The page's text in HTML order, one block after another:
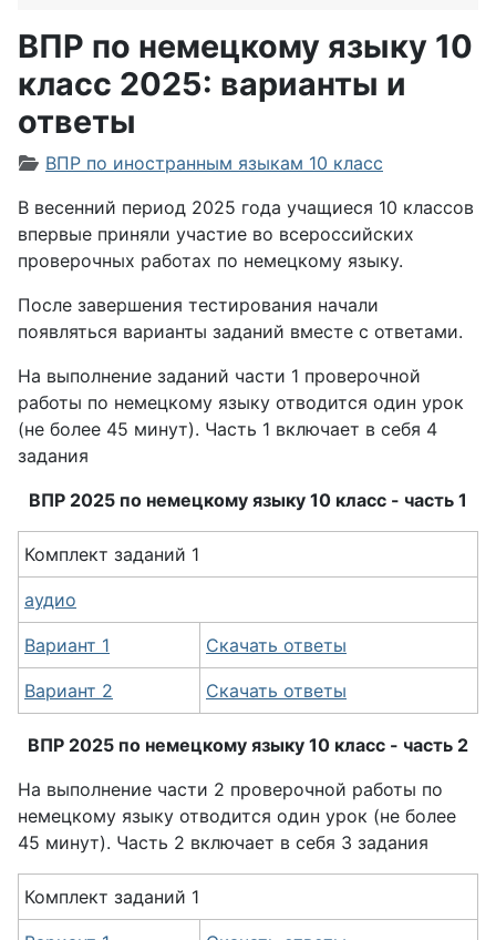
ВПР по немецкому языку 10
класс 2025: варианты и
ответы
Информация о материале
ВПР по иностранным языкам 10 класс
В весенний период 2025 года учащиеся 10 классов
впервые приняли участие во всероссийских
проверочных работах по немецкому языку.
После завершения тестирования начали
появляться варианты заданий вместе с ответами.
На выполнение заданий части 1 проверочной
работы по немецкому языку отводится один урок
(не более 45 минут). Часть 1 включает в себя 4
задания
ВПР 2025 по немецкому языку 10 класс - часть 1
Комплект заданий 1
аудио
Вариант 1 Скачать ответы
Вариант 2 Скачать ответы
ВПР 2025 по немецкому языку 10 класс - часть 2
На выполнение части 2 проверочной работы по
немецкому языку отводится один урок (не более
45 минут). Часть 2 включает в себя 3 задания
Комплект заданий 1